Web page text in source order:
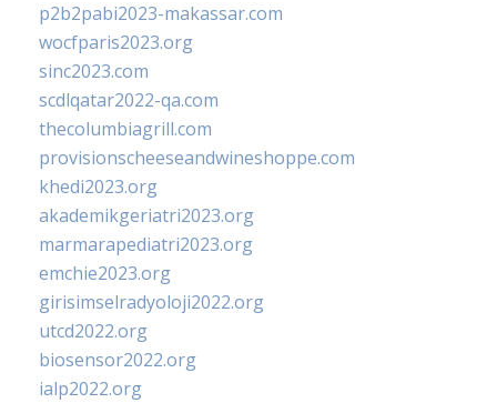
p2b2pabi2023-makassar.com
wocfparis2023.org
sinc2023.com
scdlqatar2022-qa.com
thecolumbiagrill.com
provisionscheeseandwineshoppe.com
khedi2023.org
akademikgeriatri2023.org
marmarapediatri2023.org
emchie2023.org
girisimselradyoloji2022.org
utcd2022.org
biosensor2022.org
ialp2022.org